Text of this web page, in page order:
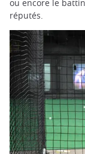
ou encore le
réputés.